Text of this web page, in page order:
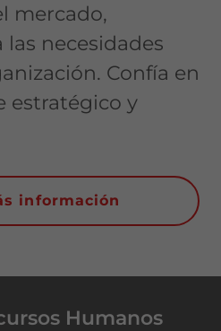
mercado,
necesidades
Confía en
estratégico y
información
Humanos